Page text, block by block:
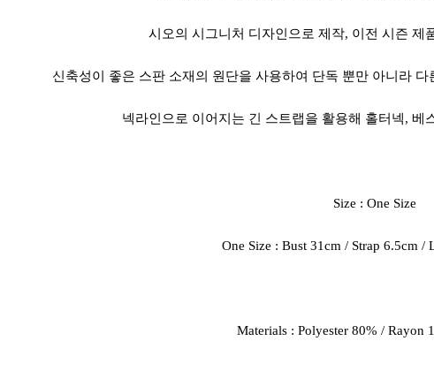
시오의 시그니처 디자인으로 제작, 이전 시즌 제
신축성이 좋은 스판 소재의 원단을 사용하여 단독 뿐만 아니라
넥라인으로 이어지는 긴 스트랩을 활용해 홀터넥, 베
Size : One Size
One Size : Bust 31cm / Strap 6.5cm /
Materials : Polyester 80% / Rayon